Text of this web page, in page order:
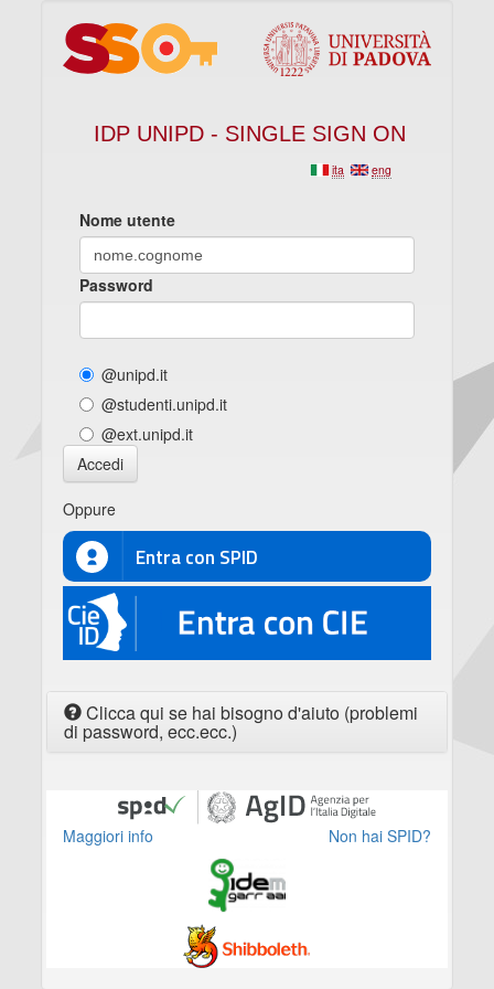
IDP UNIPD - SINGLE SIGN ON
eng
ita
Nome utente
Password
@unipd.it
@studenti.unipd.it
@ext.unipd.it
Accedi
Oppure
Entra con SPID
CIE
Clicca qui se hai bisogno d'aiuto (problemi
di password, ecc.ecc.)
Maggiori info Non hai SPID?